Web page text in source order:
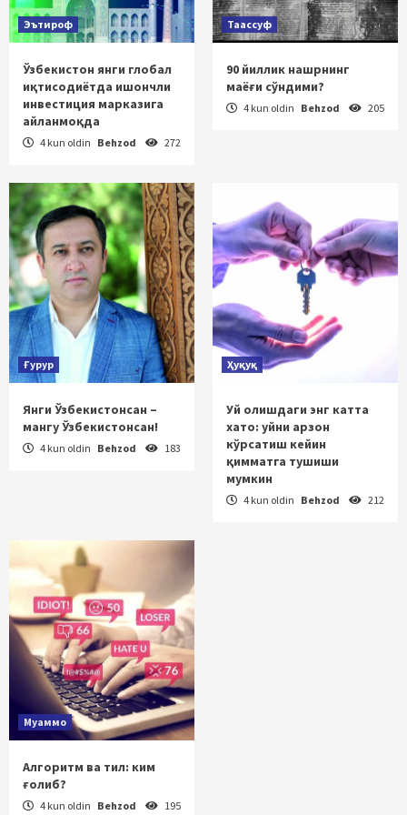
Эътироф
Ўзбекистон янги глобал
иқтисодиётда ишончли
инвестиция марказига
айланмоқда
4 kun oldin Behzod 272
Таассуф
90 йиллик нашрнинг
маёғи сўндими?
4 kun oldin Behzod 205
Ғурур
Янги Ўзбекистонсан –
мангу Ўзбекистонсан!
4 kun oldin Behzod 183
Ҳуқуқ
Уй олишдаги энг катта
хато: уйни арзон
кўрсатиш кейин
қимматга тушиши
мумкин
4 kun oldin Behzod 212
Муаммо
Алгоритм ва тил: ким
ғолиб?
4 kun oldin Behzod 195